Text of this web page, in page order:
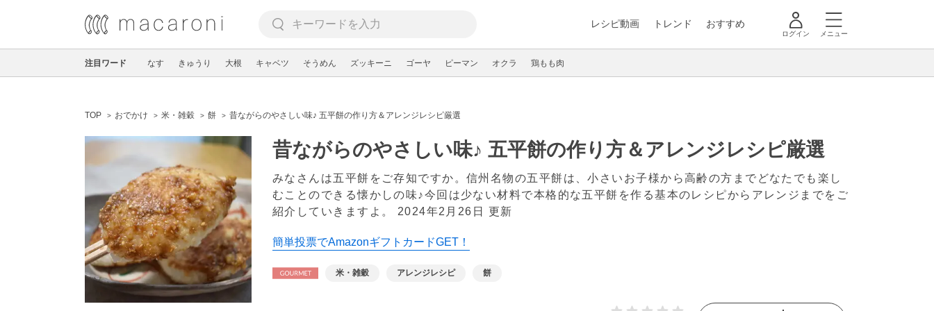
レシピ動画 トレンド おすすめ
ログイン メニュー
注目ワード なす きゅうり 大根 キャベツ そうめん ズッキーニ ゴーヤ ピーマン オクラ 鶏もも肉
TOP おでかけ 米・雑穀 餅 昔ながらのやさしい味♪ 五平餅の作り方＆アレンジレシピ厳選
昔ながらのやさしい味♪ 五平餅の作り方＆アレンジレシピ厳選
みなさんは五平餅をご存知ですか。信州名物の五平餅は、小さいお子様から高齢の方までどなたでも楽し
むことのできる懐かしの味♪今回は少ない材料で本格的な五平餅を作る基本のレシピからアレンジまでをご
紹介していきますよ。 2024年2月26日 更新
簡単投票でAmazonギフトカードGET！
米・雑穀 アレンジレシピ 餅